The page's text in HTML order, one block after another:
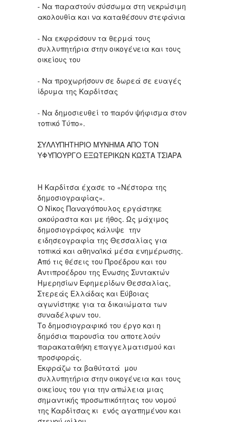
- Να παραστούν σύσσωμα στη νεκρώσιμη
ακολουθία και να καταθέσουν στεφάνια
- Να εκφράσουν τα θερμά τους
συλλυπητήρια στην οικογένεια και τους
οικείους του
- Να προχωρήσουν σε δωρεά σε ευαγές
ίδρυμα της Καρδίτσας
- Να δημοσιευθεί το παρόν ψήφισμα στον
τοπικό Tύπο».
ΣΥΛΛΥΠΗΤΗΡΙΟ ΜΥΝΗΜΑ ΑΠΟ ΤΟΝ
ΥΦΥΠΟΥΡΓΟ ΕΞΩΤΕΡΙΚΩΝ ΚΩΣΤΑ ΤΣΙΑΡΑ
Η Καρδίτσα έχασε το «Νέστορα της
δημοσιογραφίας».
Ο Νίκος Παναγόπουλος εργάστηκε
ακούραστα και με ήθος. Ως μάχιμος
δημοσιογράφος κάλυψε την
ειδησεογραφία της Θεσσαλίας για
τοπικά και αθηναϊκά μέσα ενημέρωσης.
Από τις θέσεις του Προέδρου και του
Αντιπροέδρου της Ένωσης Συντακτών
Ημερησίων Εφημερίδων Θεσσαλίας,
Στερεάς Ελλάδας και Εύβοιας
αγωνίστηκε για τα δικαιώματα των
συναδέλφων του.
Το δημοσιογραφικό του έργο και η
δημόσια παρουσία του αποτελούν
παρακαταθήκη επαγγελματισμού και
προσφοράς.
Εκφράζω τα βαθύτατά μου
συλλυπητήρια στην οικογένεια και τους
οικείους του για την απώλεια μιας
σημαντικής προσωπικότητας του νομού
της Καρδίτσας κι ενός αγαπημένου και